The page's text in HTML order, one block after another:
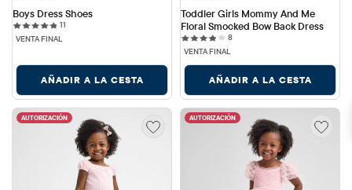
Boys Dress Shoes
11
VENTA FINAL
AÑADIR A LA CESTA
Toddler Girls Mommy And Me
Floral Smocked Bow Back Dress
88 reviews
VENTA FINAL
AÑADIR A LA CESTA
AUTORIZACIÓN AUTORIZACIÓN